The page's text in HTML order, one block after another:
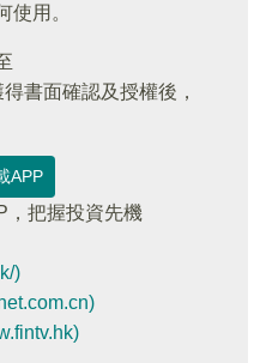
使用。
得書面確認及授權後，
APP
，把握投資先機
)